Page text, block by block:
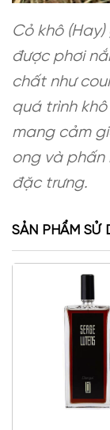
Cỏ khô
được phơi
chất như
quá trình
mang cảm
ong và phấn
đặc trưng.
SẢN PHẨM